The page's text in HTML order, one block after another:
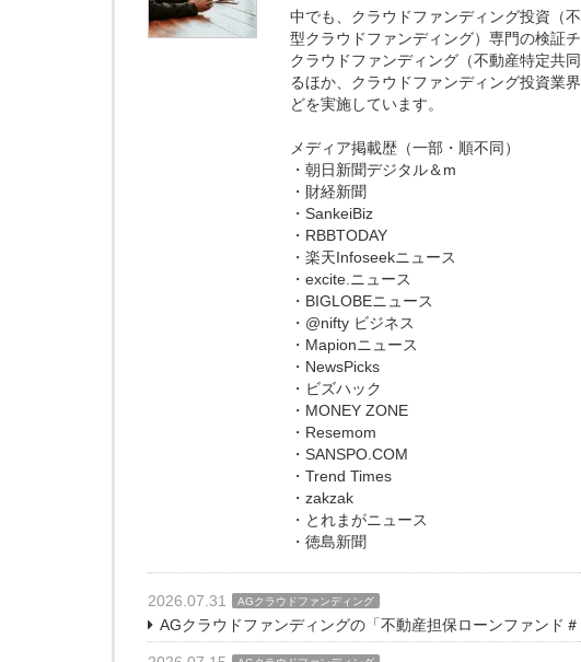
中でも、クラウドファンディング投資（
型クラウドファンディング）専門の検証
クラウドファンディング（不動産特定共
るほか、クラウドファンディング投資業
どを実施しています。
メディア掲載歴（一部・順不同）
・朝日新聞デジタル＆m
・財経新聞
・SankeiBiz
・RBBTODAY
・楽天Infoseekニュース
・excite.ニュース
・BIGLOBEニュース
・@nifty ビジネス
・Mapionニュース
・NewsPicks
・ビズハック
・MONEY ZONE
・Resemom
・SANSPO.COM
・Trend Times
・zakzak
・とれまがニュース
・徳島新聞
2026.07.31 AGクラウドファンディング
AGクラウドファンディングの「不動産担保ローンファンド